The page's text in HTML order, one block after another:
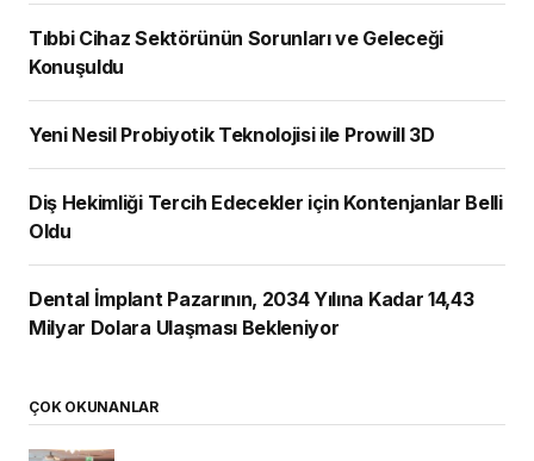
Tıbbi Cihaz Sektörünün Sorunları ve Geleceği
Konuşuldu
Yeni Nesil Probiyotik Teknolojisi ile Prowill 3D
Diş Hekimliği Tercih Edecekler için Kontenjanlar Belli
Oldu
Dental İmplant Pazarının, 2034 Yılına Kadar 14,43
Milyar Dolara Ulaşması Bekleniyor
ÇOK OKUNANLAR